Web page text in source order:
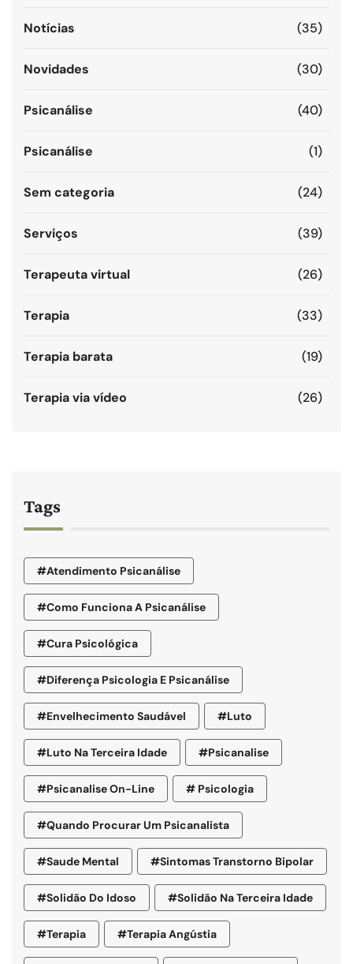
Notícias (35)
Novidades (30)
Psicanálise (40)
Psicanálise (1)
Sem categoria (24)
Serviços (39)
Terapeuta virtual (26)
Terapia (33)
Terapia barata (19)
Terapia via vídeo (26)
Tags
#atendimento Psicanálise
#como Funciona A Psicanálise
#cura Psicológica
#diferença Psicologia E Psicanálise
#envelhecimento Saudável #luto
#luto Na Terceira Idade #psicanalise
#psicanalise On-Line # Psicologia
#quando Procurar Um Psicanalista
#saude Mental #sintomas Transtorno Bipolar
#solidão Do Idoso #Solidão Na Terceira Idade
#terapia #terapia Angústia